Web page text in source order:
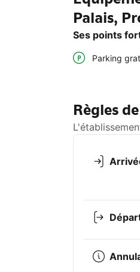
Palais,
Ses points
Parking
Règles